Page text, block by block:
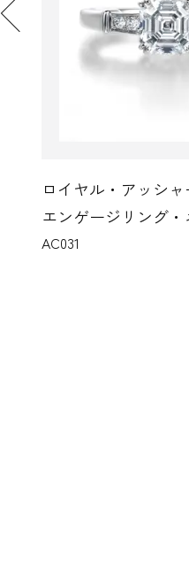
ロイヤル・アッシャ
エンゲージリング
AC031